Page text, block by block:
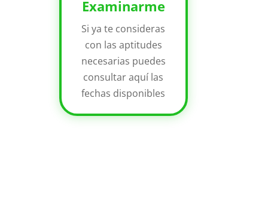
Examinarme
Si ya te consideras
con las aptitudes
necesarias puedes
consultar aquí las
fechas disponibles